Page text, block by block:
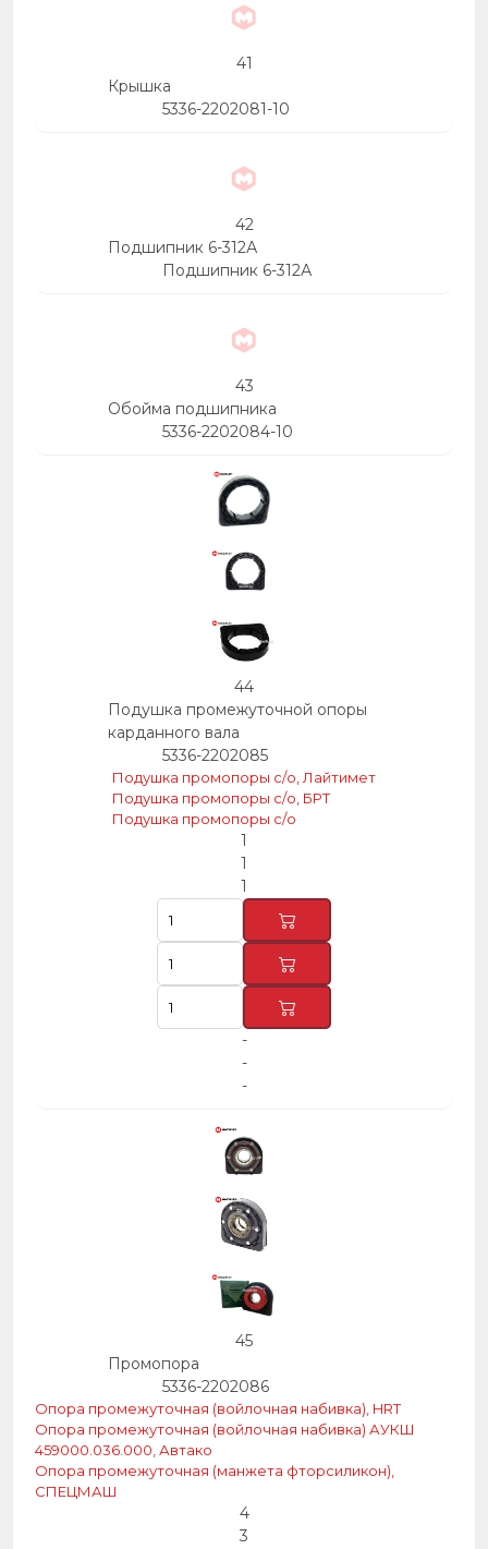
41
Крышка
5336-2202081-10
42
Подшипник 6-312А
Подшипник 6-312А
43
Обойма подшипника
5336-2202084-10
44
Подушка промежуточной опоры
карданного вала
5336-2202085
Подушка промопоры с/о, Лайтимет
Подушка промопоры с/о, БРТ
Подушка промопоры с/о
1
1
1
-
-
-
45
Промопора
5336-2202086
Опора промежуточная (войлочная набивка), HRT
Опора промежуточная (войлочная набивка) АУКШ
459000.036.000, Автако
Опора промежуточная (манжета фторсиликон),
СПЕЦМАШ
4
3